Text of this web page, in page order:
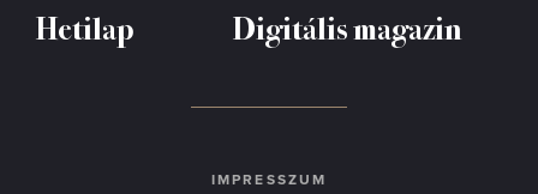
Hetilap Digitális magazin
IMPRESSZUM